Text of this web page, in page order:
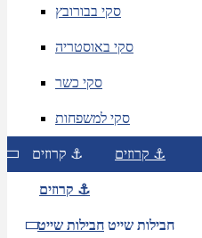
סקי בבורובץ
סקי באוסטריה
סקי כשר
סקי למשפחות
קרוזים ⚓ קרוזים ⚓
קרוזים ⚓
חבילות שייט חבילות שייט